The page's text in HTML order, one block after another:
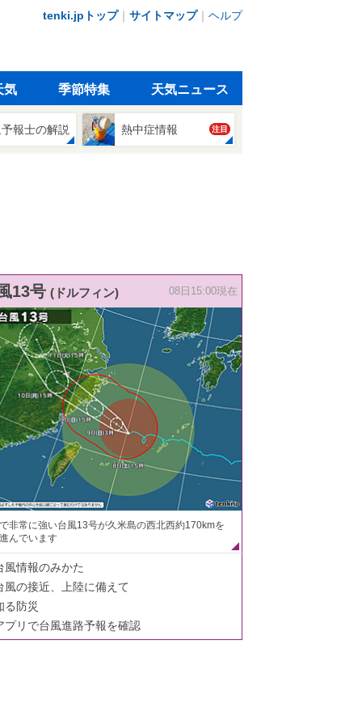
tenki.jpトップ｜ サイトマップ｜ ヘルプ
気 季節特集 天気ニュース
報士の解説 熱中症情報 注目
13号 (ドルフィン) 08日15:00現在
非常に強い台風13号が久米島の西北西約170kmを
んでいます
風情報のみかた
風の接近、上陸に備えて
る防災
プリで台風進路予報を確認